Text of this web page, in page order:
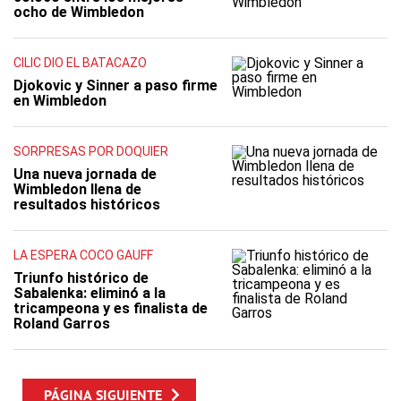
ocho de Wimbledon
CILIC DIO EL BATACAZO
Djokovic y Sinner a paso firme
en Wimbledon
SORPRESAS POR DOQUIER
Una nueva jornada de
Wimbledon llena de
resultados históricos
LA ESPERA COCO GAUFF
Triunfo histórico de
Sabalenka: eliminó a la
tricampeona y es finalista de
Roland Garros
PÁGINA SIGUIENTE